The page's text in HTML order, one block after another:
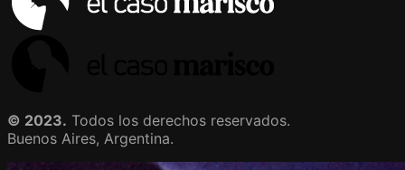
© 2023. Todos los derechos reservados.
Buenos Aires, Argentina.